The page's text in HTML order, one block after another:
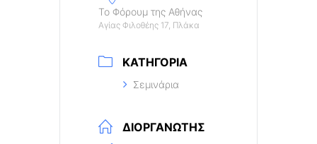
Το Φόρουμ της Αθήνας
Αγίας Φιλοθέης 17, Πλάκα
ΚΑΤΗΓΟΡΊΑ
Σεμινάρια
ΔΙΟΡΓΑΝΩΤΉΣ